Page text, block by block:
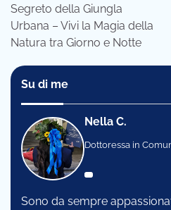
Segreto della Giungla
Urbana – Vivi la Magia della
Natura tra Giorno e Notte
Su di me
Nella C.
Dottoressa in
Sono da sempre